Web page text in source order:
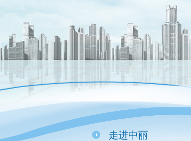
走进中丽